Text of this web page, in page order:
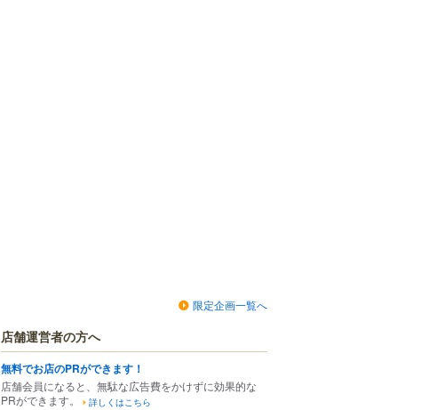
限定企画一覧へ
店舗運営者の方へ
無料でお店のPRができます！
店舗会員になると、無駄な広告費をかけずに効果的な
PRができます。
詳しくはこちら